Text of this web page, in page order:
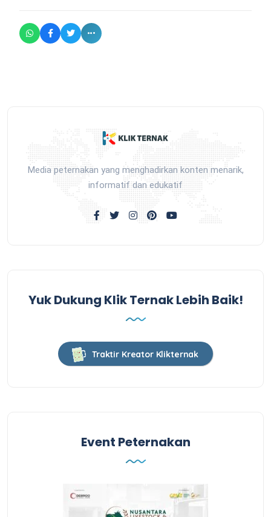
Media peternakan yang menghadirkan konten menarik,
informatif dan edukatif
Yuk Dukung Klik Ternak Lebih Baik!
Traktir Kreator Klikternak
Event Peternakan